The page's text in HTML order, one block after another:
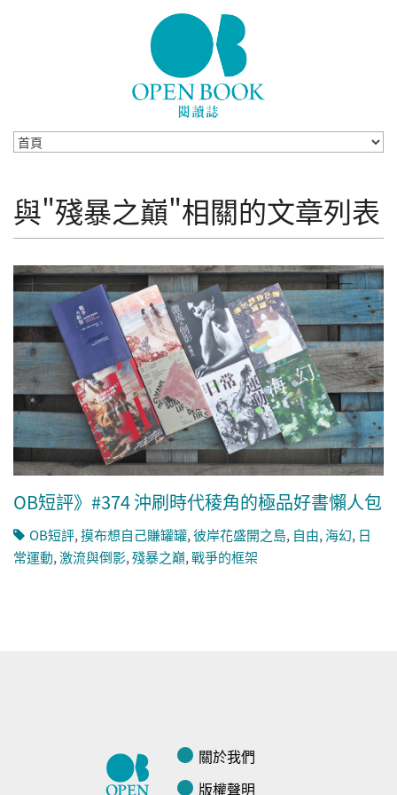
與"殘暴之巔"相關的文章列表
OB短評》#374 沖刷時代稜角的極品好書懶人包
OB短評,摸布想自己賺罐罐,彼岸花盛開之島, 自由,海幻, 日
常運動,激流與倒影,殘暴之巔,戰爭的框架
關於我們
版權聲明